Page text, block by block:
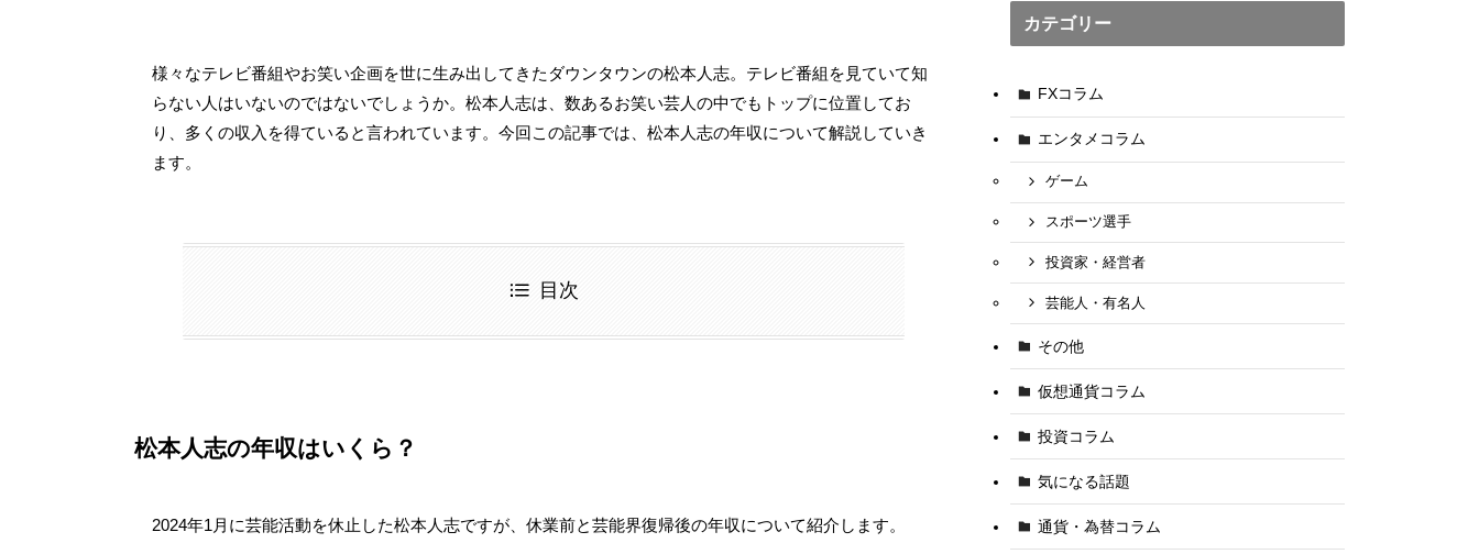
様々なテレビ番組やお笑い企画を世に生み出してきたダウンタウンの松本人志。テレビ番組を見ていて知
らない人はいないのではないでしょうか。松本人志は、数あるお笑い芸人の中でもトップに位置してお
り、多くの収入を得ていると言われています。今回この記事では、松本人志の年収について解説していき
ます。
目次
松本人志の年収はいくら？
2024年1月に芸能活動を休止した松本人志ですが、休業前と芸能界復帰後の年収について紹介します。
カテゴリー
FXコラム
エンタメコラム
ゲーム
スポーツ選手
投資家・経営者
芸能人・有名人
その他
仮想通貨コラム
投資コラム
気になる話題
通貨・為替コラム